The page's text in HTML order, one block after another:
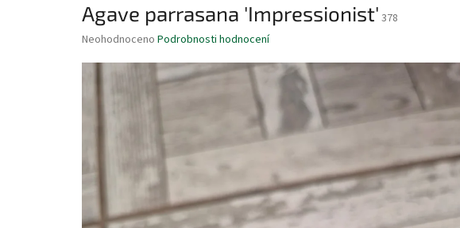
Agave parrasana 'Impressionist' 378
Průměrné
produktu
Neohodnoceno Podrobnosti hodnocení